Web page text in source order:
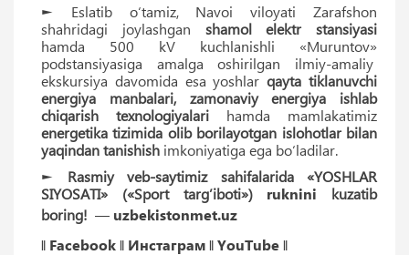
► Eslatib o‘tamiz, Navoi viloyati Zarafshon
shahridagi joylashgan shamol elektr stansiyasi
hamda 500 kV kuchlanishli «Muruntov»
podstansiyasiga amalga oshirilgan ilmiy-amaliy
ekskursiya davomida esa yoshlarqayta tiklanuvchi
energiya manbalari, zamonaviy energiya ishlab
chiqarish texnologiyalari hamda mamlakatimiz
energetika tizimida olib borilayotgan islohotlar bilan
yaqindan tanishish imkoniyatiga ega bo‘ladilar.
► Rasmiy veb-saytimiz sahifalarida «YOSHLAR
SIYOSATI» («Sport targ’iboti»)
ruknini
kuzatib
boring! — uzbekistonmet.uz
‖ Facebook‖ Инстаграм‖YouTube‖